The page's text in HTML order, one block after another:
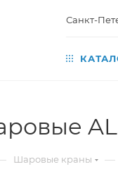
Санкт-
Шаровые краны —